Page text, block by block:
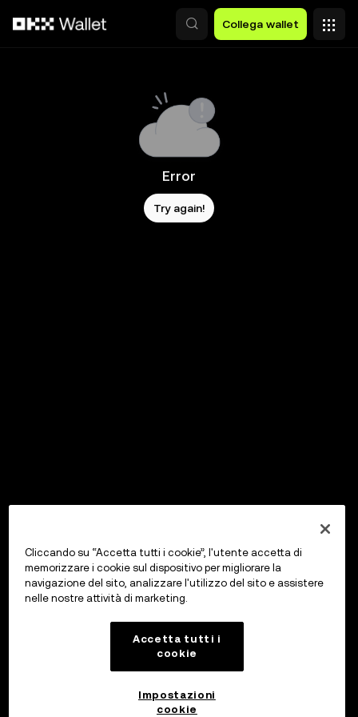
Collega wallet
Error
Try again!
Cliccando su “Accetta tutti i cookie”, l'utente accetta di
memorizzare i cookie sul dispositivo per migliorare la
navigazione del sito, analizzare l'utilizzo del sito e assistere
nelle nostre attività di marketing.
Accetta tutti i
cookie
Impostazioni
cookie